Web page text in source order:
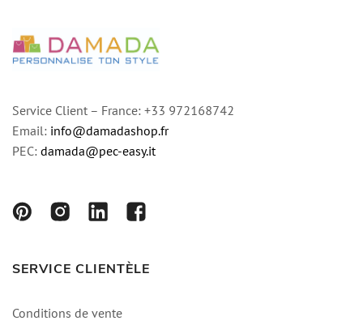
Service Client – France: +33 972168742
Email: info@damadashop.fr
PEC: damada@pec-easy.it
SERVICE CLIENTÈLE
Conditions de vente